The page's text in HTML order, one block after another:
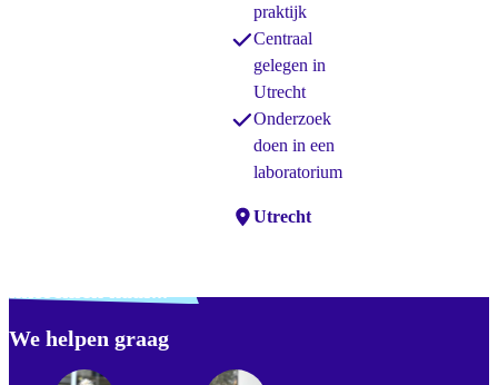
praktijk
Centraal
gelegen in
Utrecht
Onderzoek
doen in een
laboratorium
Locaties:
Utrecht
We helpen graag
Footer